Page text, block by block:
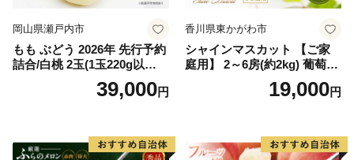
岡山県瀬戸内市
もも ぶどう 2026年 先行予約
詰合/白桃 2玉(1玉220g以
上)・シャインマスカット 晴
39,000円
香川県東かがわ市
シャインマスカット 【ご家
庭用】 2～6房(約2kg) 葡萄 ぶ
どう ブドウ フルーツ 果物 く
だもの 果実 旬の果物 旬のフ
19,000円